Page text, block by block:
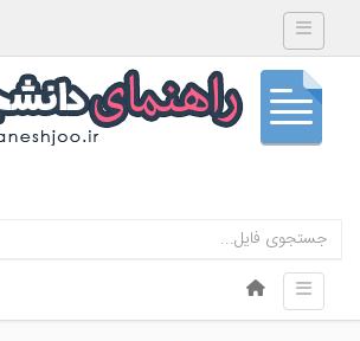
Toggle navigation
Menu
Skip to content
Toggle navigation